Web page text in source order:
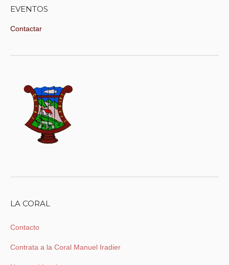
EVENTOS
Contactar
LA CORAL
Contacto
Contrata a la Coral Manuel Iradier